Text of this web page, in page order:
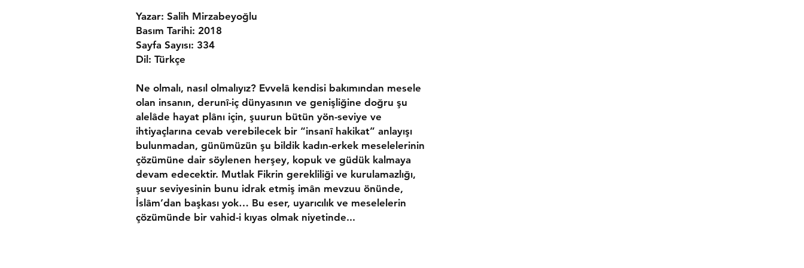
Yazar: Salih Mirzabeyoğlu
Basım Tarihi: 2018
Sayfa Sayısı: 334
Dil: Türkçe
Ne olmalı, nasıl olmalıyız? Evvelâ kendisi bakımından mesele
olan insanın, derunî-iç dünyasının ve genişliğine doğru şu
alelâde hayat plânı için, şuurun bütün yön-seviye ve
ihtiyaçlarına cevab verebilecek bir “insanî hakikat” anlayışı
bulunmadan, günümüzün şu bildik kadın-erkek meselelerinin
çözümüne dair söylenen herşey, kopuk ve güdük kalmaya
devam edecektir. Mutlak Fikrin gerekliliği ve kurulamazlığı,
şuur seviyesinin bunu idrak etmiş imân mevzuu önünde,
İslâm’dan başkası yok… Bu eser, uyarıcılık ve meselelerin
çözümünde bir vahid-i kıyas olmak niyetinde...